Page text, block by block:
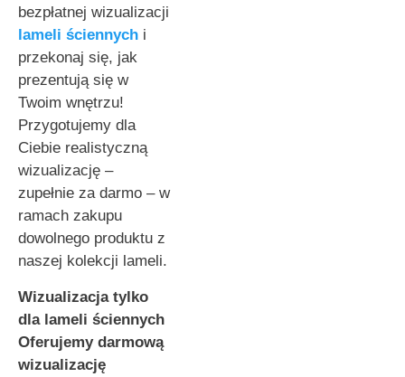
bezpłatnej wizualizacji
lameli ściennych i
przekonaj się, jak
prezentują się w
Twoim wnętrzu!
Przygotujemy dla
Ciebie realistyczną
wizualizację –
zupełnie za darmo – w
ramach zakupu
dowolnego produktu z
naszej kolekcji lameli.
Wizualizacja tylko
dla lameli ściennych
Oferujemy darmową
wizualizację